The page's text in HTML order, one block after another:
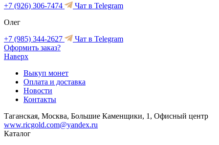
+7 (926) 306-7474
Чат в Telegram
Олег
+7 (985) 344-2627
Чат в Telegram
Оформить заказ?
Наверх
Выкуп монет
Оплата и доставка
Новости
Контакты
Таганская, Москва, Большие Каменщики, 1, Офисный центр
www.ricgold.com@yandex.ru
Каталог